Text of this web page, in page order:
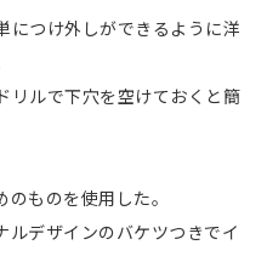
につけ外しができるように洋
リルで下穴を空けておくと簡
ものを使用した。
ルデザインのバケツつきでイ